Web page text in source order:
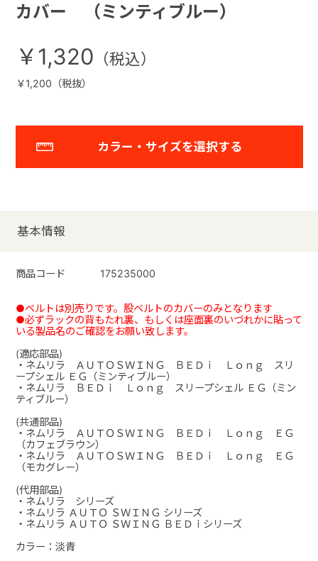
カバー （ミンティブルー）
￥1,320
￥1,200（税抜）
カラー・サイズを選択する
基本情報
商品コード 175235000
●ベルトは別売りです。股ベルトのカバーのみとなります
●必ずラックの背もたれ裏、もしくは座面裏のいづれかに貼って
いる製品名のご確認をお願い致します。
(適応部品)
・ネムリラ ＡＵＴＯＳＷＩＮＧ ＢＥＤｉ Ｌｏｎｇ スリ
ープシェル ＥＧ（ミンティブルー）
・ネムリラ ＢＥＤｉ Ｌｏｎｇ スリープシェル ＥＧ（ミン
ティブルー）
(共通部品)
・ネムリラ ＡＵＴＯＳＷＩＮＧ ＢＥＤｉ Ｌｏｎｇ ＥＧ
（カフェブラウン）
・ネムリラ ＡＵＴＯＳＷＩＮＧ ＢＥＤｉ Ｌｏｎｇ ＥＧ
（モカグレー）
(代用部品)
・ネムリラ シリーズ
・ネムリラ ＡＵＴＯ ＳＷＩＮＧ シリーズ
・ネムリラ ＡＵＴＯ ＳＷＩＮＧ ＢＥＤｉシリーズ
カラー：淡青